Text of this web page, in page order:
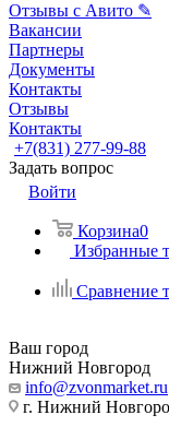
Отзывы с Авито ✎
Вакансии
Партнеры
Документы
Контакты
Отзывы
Контакты
+7(831) 277-99-88
Задать вопрос
Войти
Корзина0
Избранные
Сравнение
Ваш город
Нижний Новгород
info@zvonmarket.ru
г. Нижний